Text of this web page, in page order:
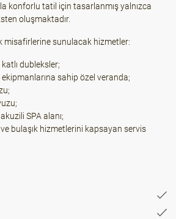
konforlu tatil için tasarlanmış yalnızca
oluşmaktadır.
misafirlerine sunulacak hizmetler:
dubleksler;
sahip özel veranda;
SPA alanı;
bulaşık hizmetlerini kapsayan servis